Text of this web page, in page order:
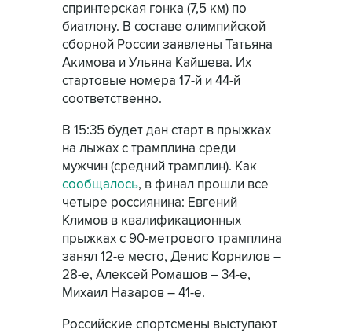
спринтерская гонка (7,5 км) по
биатлону. В составе олимпийской
сборной России заявлены Татьяна
Акимова и Ульяна Кайшева. Их
стартовые номера 17-й и 44-й
соответственно.
В 15:35 будет дан старт в прыжках
на лыжах с трамплина среди
мужчин (средний трамплин). Как
сообщалось, в финал прошли все
четыре россиянина: Евгений
Климов в квалификационных
прыжках с 90-метрового трамплина
занял 12-е место, Денис Корнилов –
28-е, Алексей Ромашов – 34-е,
Михаил Назаров – 41-е.
Российские спортсмены выступают